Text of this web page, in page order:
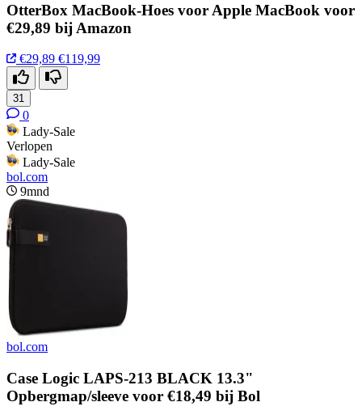
OtterBox MacBook-Hoes voor Apple MacBook voor
€29,89 bij Amazon
€29,89 €119,99
31
0
Lady-Sale
Verlopen
Lady-Sale
bol.com
9mnd
bol.com
Case Logic LAPS-213 BLACK 13.3"
Opbergmap/sleeve voor €18,49 bij Bol